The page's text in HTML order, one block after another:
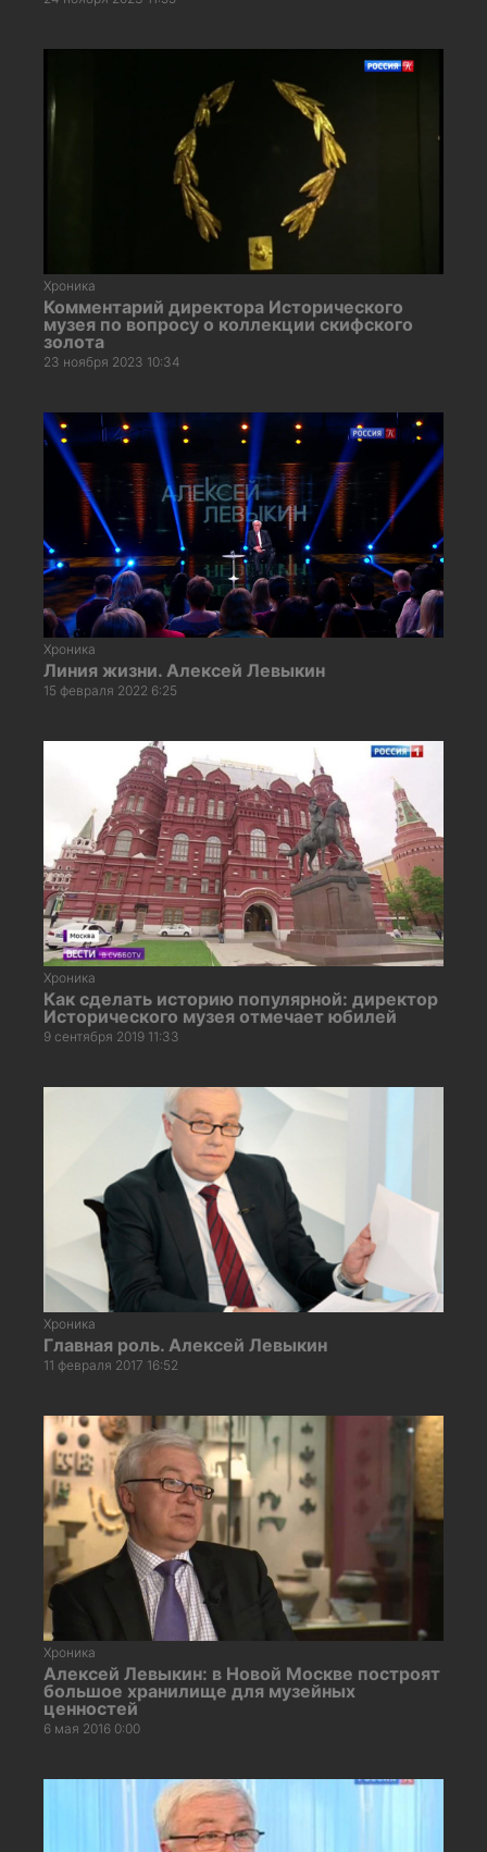
Хроника
Комментарий директора Исторического
музея по вопросу о коллекции скифского
золота
23 ноября 2023 10:34
Хроника
Линия жизни. Алексей Левыкин
15 февраля 2022 6:25
Хроника
Как сделать историю популярной: директор
Исторического музея отмечает юбилей
9 сентября 2019 11:33
Хроника
Главная роль. Алексей Левыкин
11 февраля 2017 16:52
Хроника
Алексей Левыкин: в Новой Москве построят
большое хранилище для музейных
ценностей
6 мая 2016 0:00